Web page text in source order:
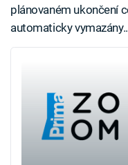
plánovaném ukončení
automaticky